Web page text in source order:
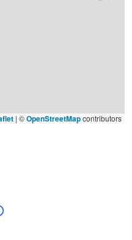
| ©OpenStreetMapcontributors